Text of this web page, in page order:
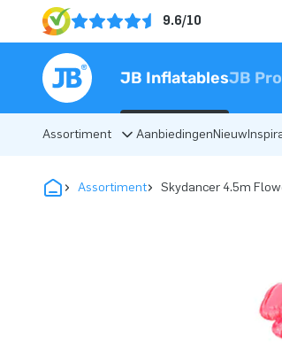
9.6/10
JB InflatablesJB
Assortiment AanbiedingenNieuw
Assortiment Skydancer 4.5m